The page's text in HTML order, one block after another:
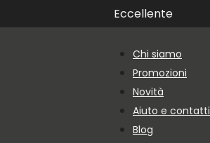
Vai al contenuto principale
Vai al piè di paginaEccellente
Chi siamo
Promozioni
Novità
Aiuto e contatti
Blog